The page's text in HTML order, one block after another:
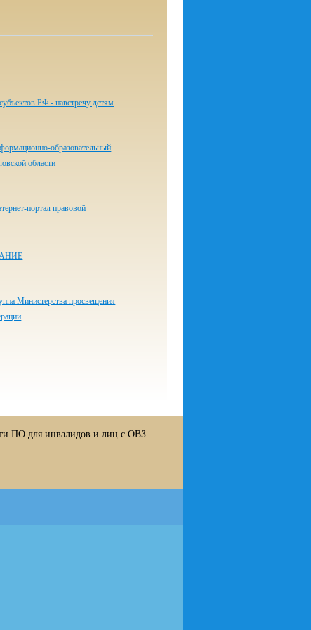
РФ - навстречу детям
образовательный
области
портал правовой
Министерства просвещения
ПО для инвалидов и лиц с ОВЗ